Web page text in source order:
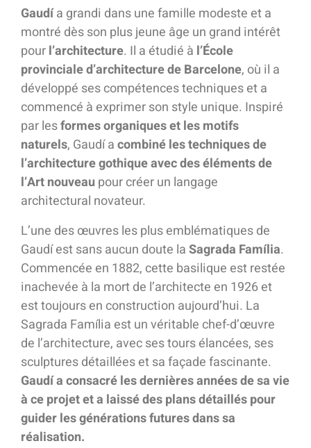
Gaudía grandi dans une famille modeste et a
montré dès son plus jeune âge un grand intérêt
pourl’architecture. Il a étudié à l’École
provinciale d’architecture de Barcelone, où il a
développé ses compétences techniques et a
commencé à exprimer son style unique. Inspiré
par lesformes organiques et les motifs
naturels, Gaudí acombiné les techniques de
l’architecture gothique avec des éléments de
l’Art nouveau pour créer un langage
architectural novateur.
L’une des œuvres les plus emblématiques de
Gaudí est sans aucun doute laSagrada Família.
Commencée en 1882, cette basilique est restée
inachevée à la mort de l’architecte en 1926 et
est toujours en construction aujourd’hui. La
Sagrada Família est un véritable chef-d’œuvre
de l’architecture, avec ses tours élancées, ses
sculptures détaillées et sa façade fascinante.
Gaudí a consacré les dernières années de sa vie
à ce projet et a laissé des plans détaillés pour
guider les générations futures dans sa
réalisation.